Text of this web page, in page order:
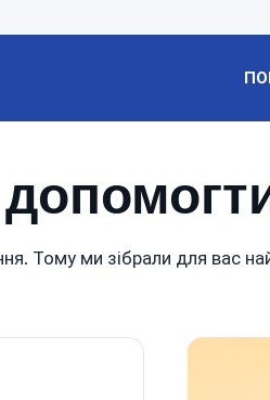
Тому ми зібрали для вас